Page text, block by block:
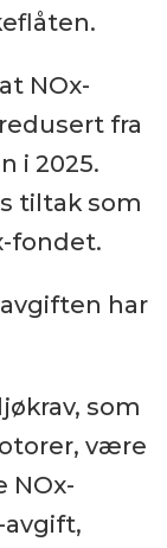
NOx-
fra
i 2025.
tiltak som
fondet.
har
som
være
NOx-
avgift,